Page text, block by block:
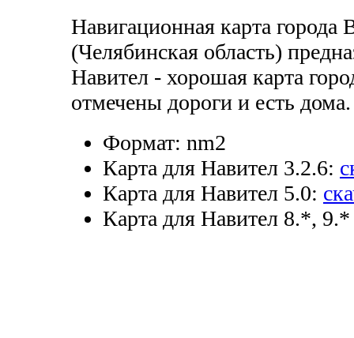
Навигационная карта
(Челябинская область)
Навител - хорошая карта
отмечены дороги и есть дома.
Формат: nm2
Карта для Навител 3.2.6:
Карта для Навител 5.0:
Карта для Навител 8.*,